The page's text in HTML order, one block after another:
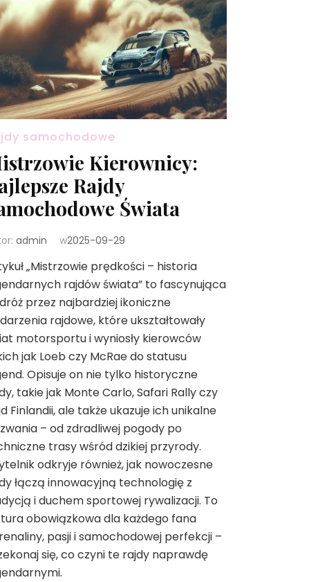
samochodowe
Kierownicy:
Rajdy
Świata
admin w2025-09-29
„Mistrzowie prędkości – historia
rajdów świata” to fascynująca
przez najbardziej ikoniczne
rajdowe, które ukształtowały
motorsportu i wyniosły kierowców
jak Loeb czy McRae do statusu
Opisuje on nie tylko historyczne
takie jak Monte Carlo, Safari Rally czy
Finlandii, ale także ukazuje ich unikalne
– od zdradliwej pogody po
trasy wśród dzikiej przyrody.
odkryje również, jak nowoczesne
łączą innowacyjną technologię z
i duchem sportowej rywalizacji. To
obowiązkowa dla każdego fana
pasji i samochodowej perfekcji –
się, co czyni te rajdy naprawdę